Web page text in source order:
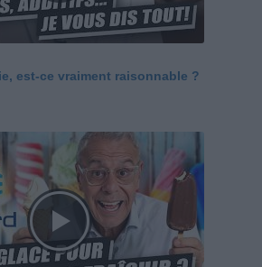
est-ce vraiment raisonnable ?